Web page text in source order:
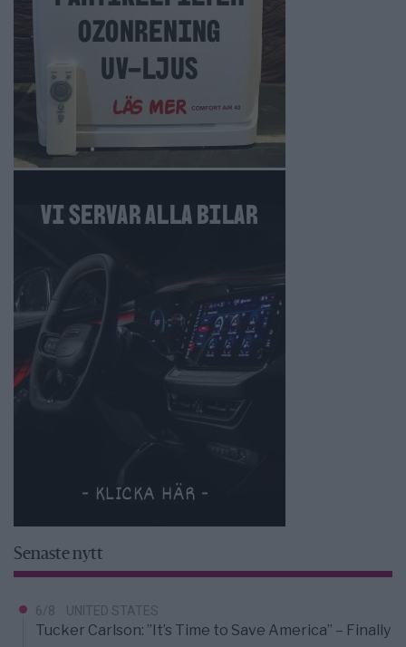
Senaste nytt
6/8 UNITED STATES
Tucker Carlson: ”It’s Time to Save America” – Finally